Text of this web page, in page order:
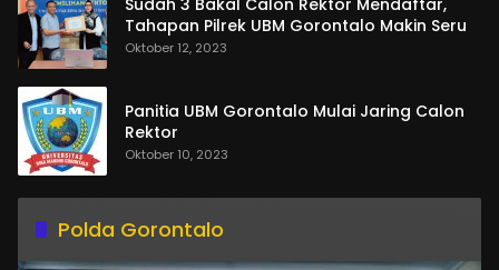
Tahapan Pilrek UBM Gorontalo Makin Seru
Oktober 12, 2023
Panitia UBM Gorontalo Mulai Jaring Calon
Rektor
Oktober 10, 2023
Polda Gorontalo